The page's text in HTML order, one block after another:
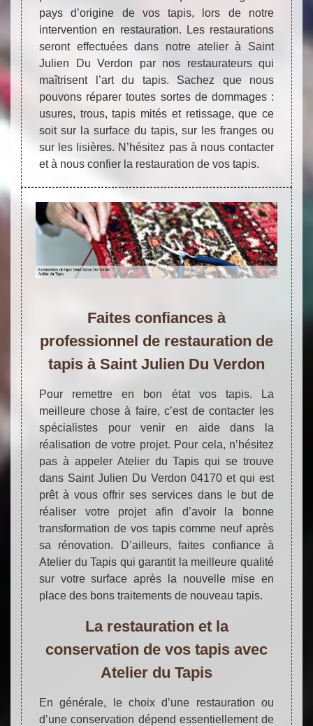
pays d’origine de vos tapis, lors de notre
intervention en restauration. Les restaurations
seront effectuées dans notre atelier à Saint
Julien Du Verdon par nos restaurateurs qui
maîtrisent l’art du tapis. Sachez que nous
pouvons réparer toutes sortes de dommages :
usures, trous, tapis mités et retissage, que ce
soit sur la surface du tapis, sur les franges ou
sur les lisières. N’hésitez pas à nous contacter
et à nous confier la restauration de vos tapis.
Faites confiances à
professionnel de restauration de
tapis à Saint Julien Du Verdon
Pour remettre en bon état vos tapis. La
meilleure chose à faire, c’est de contacter les
spécialistes pour venir en aide dans la
réalisation de votre projet. Pour cela, n’hésitez
pas à appeler Atelier du Tapis qui se trouve
dans Saint Julien Du Verdon 04170 et qui est
prêt à vous offrir ses services dans le but de
réaliser votre projet afin d’avoir la bonne
transformation de vos tapis comme neuf après
sa rénovation. D’ailleurs, faites confiance à
Atelier du Tapis qui garantit la meilleure qualité
sur votre surface après la nouvelle mise en
place des bons traitements de nouveau tapis.
La restauration et la
conservation de vos tapis avec
Atelier du Tapis
En générale, le choix d’une restauration ou
d’une conservation dépend essentiellement de